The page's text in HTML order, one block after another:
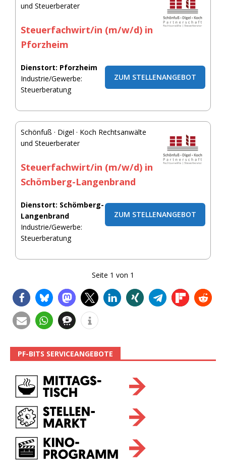
und Steuerberater
Steuerfachwirt/in (m/w/d) in
Pforzheim
ZUM STELLENANGEBOT
Dienstort: Pforzheim
Industrie/Gewerbe:
Steuerberatung
Schönfuß · Digel · Koch Rechtsanwälte
und Steuerberater
Steuerfachwirt/in (m/w/d) in
Schömberg-Langenbrand
ZUM STELLENANGEBOT
Dienstort: Schömberg-
Langenbrand
Industrie/Gewerbe:
Steuerberatung
Seite 1 von 1
PF-BITS SERVICEANGEBOTE